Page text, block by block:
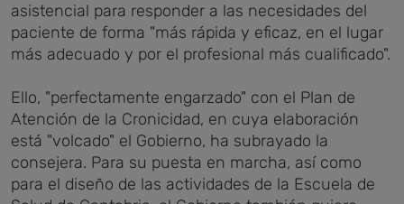
asistencial para responder a las necesidades del
paciente de forma "más rápida y eficaz, en el lugar
más adecuado y por el profesional más cualificado".
Ello, "perfectamente engarzado" con el Plan de
Atención de la Cronicidad, en cuya elaboración
está "volcado" el Gobierno, ha subrayado la
consejera. Para su puesta en marcha, así como
para el diseño de las actividades de la Escuela de